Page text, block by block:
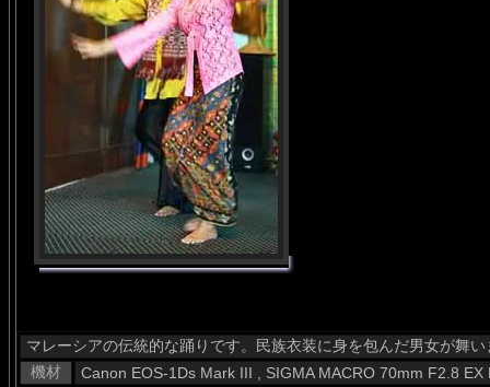
マレーシアの伝統的な踊りです。民族衣装に身を包んだ男女が舞い
機材
Canon EOS-1Ds Mark III , SIGMA MACRO 70mm F2.8 EX